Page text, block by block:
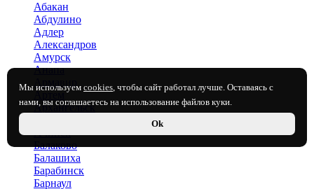
Мы используем cookies, чтобы сайт работал лучше. Оставаясь с
нами, вы соглашаетесь на использование файлов куки.
Ok
Абакан
Абдулино
Адлер
Александров
Амурск
Анапа
Архангельск
Ачинск
Балаково
Балашиха
Барабинск
Барнаул